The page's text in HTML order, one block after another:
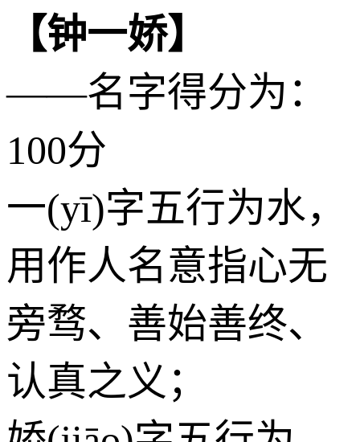
【钟一娇】
——名字得分为：
100分
一(yī)字五行为水，
用作人名意指心无
旁骛、善始善终、
认真之义；